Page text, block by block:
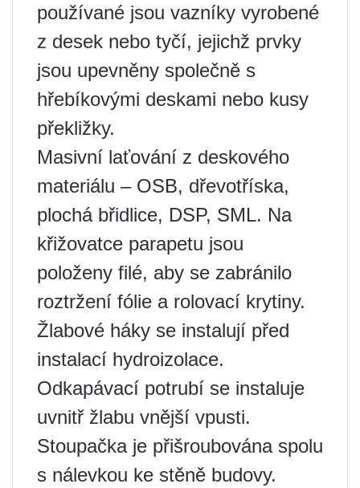
používané jsou vazníky vyrobené
z desek nebo tyčí, jejichž prvky
jsou upevněny společně s
hřebíkovými deskami nebo kusy
překližky.
Masivní laťování z deskového
materiálu – OSB, dřevotříska,
plochá břidlice, DSP, SML. Na
křižovatce parapetu jsou
položeny filé, aby se zabránilo
roztržení fólie a rolovací krytiny.
Žlabové háky se instalují před
instalací hydroizolace.
Odkapávací potrubí se instaluje
uvnitř žlabu vnější vpusti.
Stoupačka je přišroubována spolu
s nálevkou ke stěně budovy.